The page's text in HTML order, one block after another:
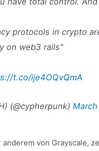
protocols in crypto
on web3 rails"
t.co/ije4OQvQmA
(@cypherpunk)
von Grayscale,